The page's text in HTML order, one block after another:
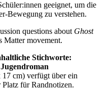
geeignet, um die
Bewegung zu verstehen.
questions about Ghost
Matter movement.
Stichworte:
cm) verfügt über ein
für Randnotizen.